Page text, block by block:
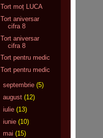
Tort moț LUCA
Tort aniversar
cifra 8
Tort aniversar
cifra 8
Tort pentru medic
Tort pentru medic
septembrie (5)
august (12)
iulie (13)
iunie (10)
mai (15)